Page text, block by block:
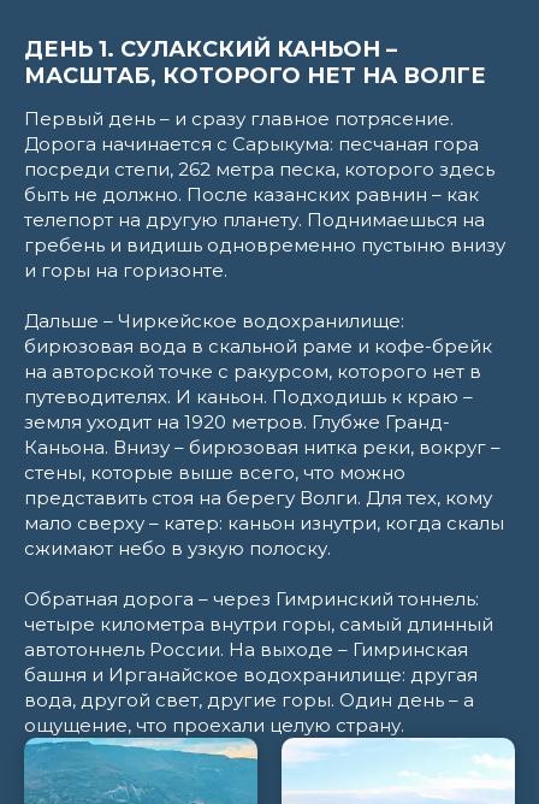
ДЕНЬ 1. СУЛАКСКИЙ КАНЬОН –
МАСШТАБ, КОТОРОГО НЕТ НА ВОЛГЕ
Первый день – и сразу главное потрясение.
Дорога начинается с Сарыкума: песчаная гора
посреди степи, 262 метра песка, которого здесь
быть не должно. После казанских равнин – как
телепорт на другую планету. Поднимаешься на
гребень и видишь одновременно пустыню внизу
и горы на горизонте.
Дальше – Чиркейское водохранилище:
бирюзовая вода в скальной раме и кофе-брейк
на авторской точке с ракурсом, которого нет в
путеводителях. И каньон. Подходишь к краю –
земля уходит на 1920 метров. Глубже Гранд-
Каньона. Внизу – бирюзовая нитка реки, вокруг –
стены, которые выше всего, что можно
представить стоя на берегу Волги. Для тех, кому
мало сверху – катер: каньон изнутри, когда скалы
сжимают небо в узкую полоску.
Обратная дорога – через Гимринский тоннель:
четыре километра внутри горы, самый длинный
автотоннель России. На выходе – Гимринская
башня и Ирганайское водохранилище: другая
вода, другой свет, другие горы. Один день – а
ощущение, что проехали целую страну.